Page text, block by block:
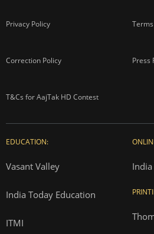
Privacy Policy
Correction Policy Press
T&Cs for AajTak HD Contest
EDUCATION:
Vasant Valley
India Today Education
ITMI